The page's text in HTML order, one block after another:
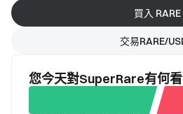
買入 RARE
交易RARE/
您今天對SuperRare有何看